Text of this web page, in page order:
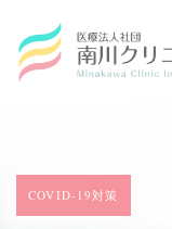
COVID-19対策